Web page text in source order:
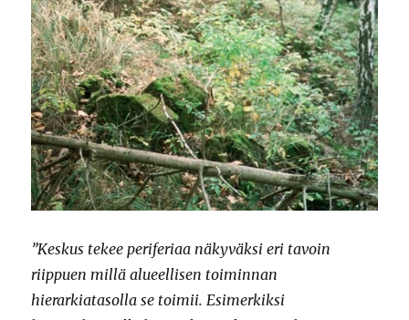
”Keskus tekee periferiaa näkyväksi eri tavoin
riippuen millä alueellisen toiminnan
hierarkiatasolla se toimii. Esimerkiksi